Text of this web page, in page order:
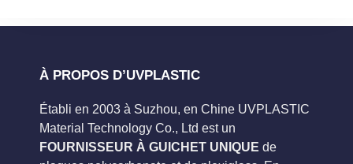
À PROPOS D’UVPLASTIC
Établi en 2003 à Suzhou, en Chine UVPLASTIC
Material Technology Co., Ltd est un
FOURNISSEUR À GUICHET UNIQUE de